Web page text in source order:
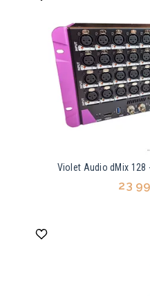
Violet Audio dMix 128
23